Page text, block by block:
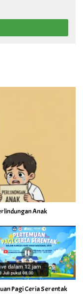
Anak
Pagi Ceria Serentak